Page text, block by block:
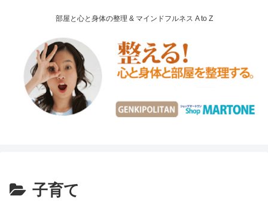
部屋と心と身体の整理 & マインドフルネス A to Z
子育て